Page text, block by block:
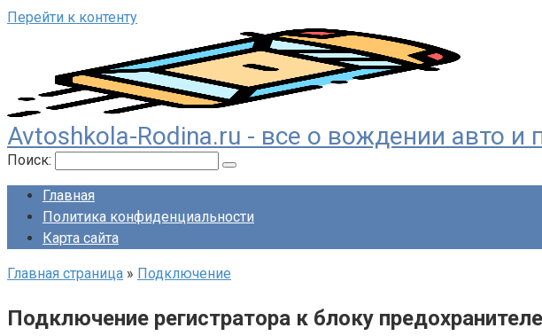
Перейти к контенту
Avtoshkola-Rodina.ru - все о вождении авто
Поиск:
Главная
Политика конфиденциальности
Карта сайта
Главная страница » Подключение
Подключение регистратора к блоку